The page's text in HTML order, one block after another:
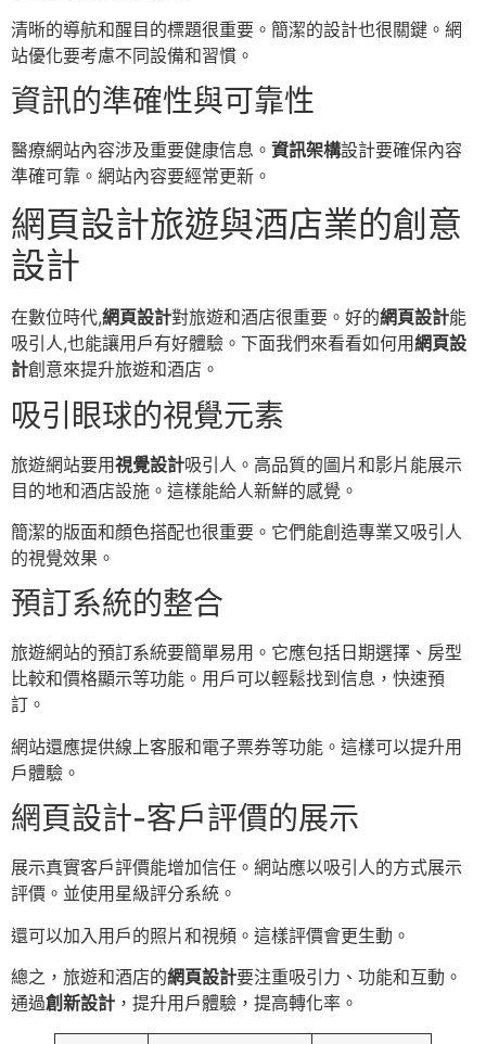
清晰的導航和醒目的標題很重要。簡潔的設計也很關鍵。網
站優化要考慮不同設備和習慣。
資訊的準確性與可靠性
醫療網站內容涉及重要健康信息。 資訊架構設計要確保內容
準確可靠。網站內容要經常更新。
網頁設計旅遊與酒店業的創意
設計
在數位時代,網頁設計對旅遊和酒店很重要。好的網頁設計能
吸引人,也能讓用戶有好體驗。下面我們來看看如何用網頁設
計創意來提升旅遊和酒店。
吸引眼球的視覺元素
旅遊網站要用視覺設計吸引人。高品質的圖片和影片能展示
目的地和酒店設施。這樣能給人新鮮的感覺。
簡潔的版面和顏色搭配也很重要。它們能創造專業又吸引人
的視覺效果。
預訂系統的整合
旅遊網站的預訂系統要簡單易用。它應包括日期選擇、房型
比較和價格顯示等功能。用戶可以輕鬆找到信息，快速預
訂。
網站還應提供線上客服和電子票券等功能。這樣可以提升用
戶體驗。
網頁設計-客戶評價的展示
展示真實客戶評價能增加信任。網站應以吸引人的方式展示
評價。並使用星級評分系統。
還可以加入用戶的照片和視頻。這樣評價會更生動。
總之，旅遊和酒店的網頁設計要注重吸引力、功能和互動。
通過創新設計 ，提升用戶體驗，提高轉化率。